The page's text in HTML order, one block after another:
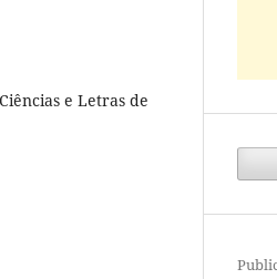
e Letras de